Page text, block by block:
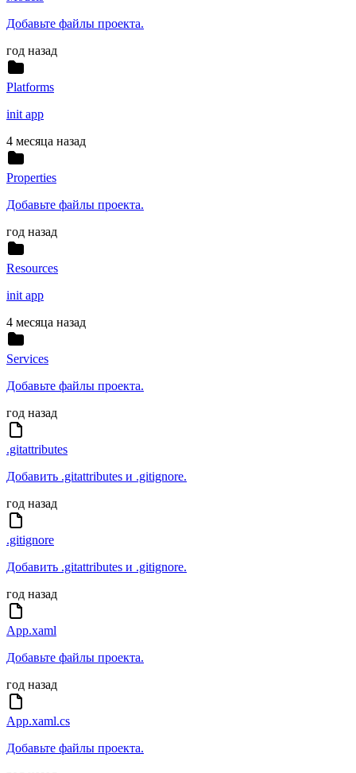
Добавьте файлы проекта.
год назад
Platforms
init app
4 месяца назад
Properties
Добавьте файлы проекта.
год назад
Resources
init app
4 месяца назад
Services
Добавьте файлы проекта.
год назад
.gitattributes
Добавить .gitattributes и .gitignore.
год назад
.gitignore
Добавить .gitattributes и .gitignore.
год назад
App.xaml
Добавьте файлы проекта.
год назад
App.xaml.cs
Добавьте файлы проекта.